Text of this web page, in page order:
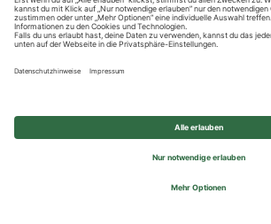
Privatsphäre-
© 2026 REWE Group - All rights